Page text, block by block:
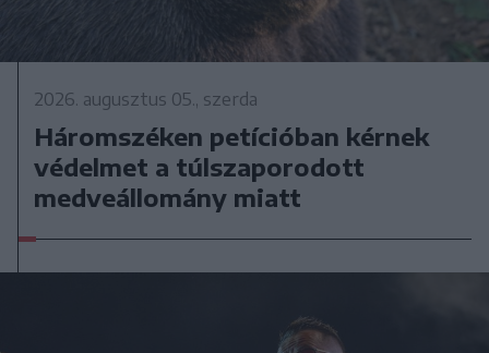
2026. augusztus 05., szerda
Háromszéken petícióban kérnek
védelmet a túlszaporodott
medveállomány miatt